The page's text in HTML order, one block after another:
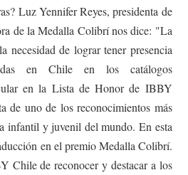
Luz Yennifer Reyes, presidenta de
de la Medalla Colibrí nos dice: "La
necesidad de lograr tener presencia
en Chile en los catálogos
en la Lista de Honor de IBBY
de uno de los reconocimientos más
infantil y juvenil del mundo. En esta
en el premio Medalla Colibrí.
Chile de reconocer y destacar a los